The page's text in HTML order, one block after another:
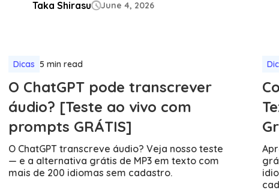
Taka ShirasuJune 4, 2026
Dicas 5 min read
O ChatGPT pode transcrever
áudio? [Teste ao vivo com
prompts GRÁTIS]
O ChatGPT transcreve áudio? Veja nosso teste
— e a alternativa grátis de MP3 em texto com
mais de 200 idiomas sem cadastro.